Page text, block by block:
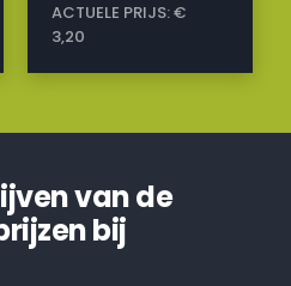
ACTUELE PRIJS:€
3,20
van de
bij